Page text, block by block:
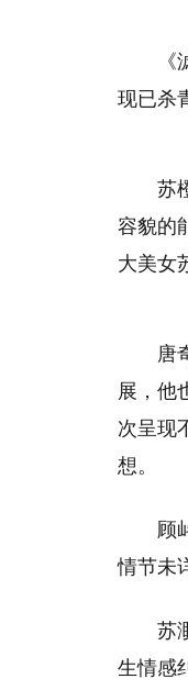
现已杀
苏
容貌的
大美女
唐
展，他
次呈现
想。
顾
情节未
苏
生情感